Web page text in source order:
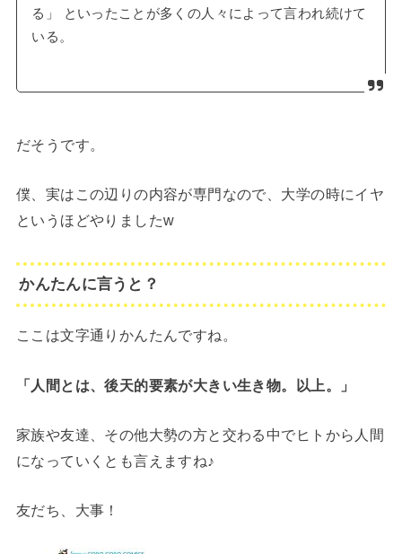
る」 といったことが多くの人々によって言われ続けて
いる。
だそうです。
僕、実はこの辺りの内容が専門なので、大学の時にイヤ
というほどやりましたw
かんたんに言うと？
ここは文字通りかんたんですね。
「人間とは、後天的要素が大きい生き物。以上。」
家族や友達、その他大勢の方と交わる中でヒトから人間
になっていくとも言えますね♪
友だち、大事！